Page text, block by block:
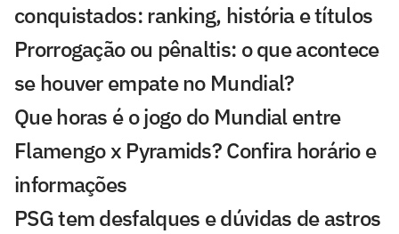
conquistados: ranking, história e títulos
Prorrogação ou pênaltis: o que acontece
se houver empate no Mundial?
Que horas é o jogo do Mundial entre
Flamengo x Pyramids? Confira horário e
informações
PSG tem desfalques e dúvidas de astros